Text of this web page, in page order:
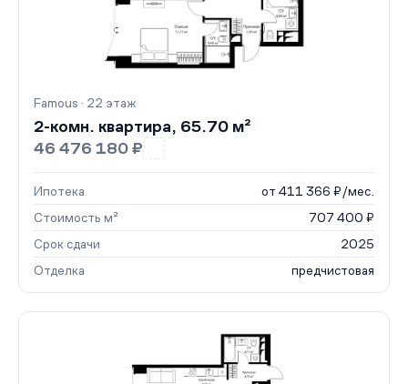
Famous · 22 этаж
2-комн. квартира, 65.70 м²
46 476 180 ₽
Ипотека
от 411 366 ₽/мес.
Стоимость м²
707 400 ₽
Срок сдачи
2025
Отделка
предчистовая